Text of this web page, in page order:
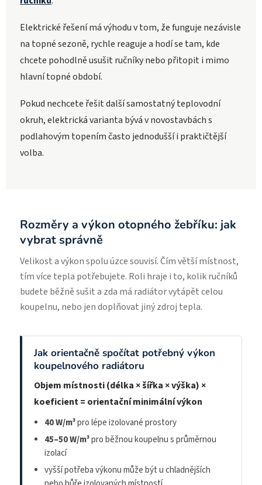
Elektrické řešení má výhodu v tom, že funguje nezávisle
na topné sezoně, rychle reaguje a hodí se tam, kde
chcete pohodlně usušit ručníky nebo přitopit i mimo
hlavní topné období.
Pokud nechcete řešit další samostatný teplovodní
okruh, elektrická varianta bývá v novostavbách s
podlahovým topením často jednodušší i praktičtější
volba.
Rozměry a výkon otopného žebříku: jak
vybrat správně
Velikost a výkon spolu úzce souvisí. Čím větší místnost,
tím více tepla potřebujete. Roli hraje i to, kolik ručníků
budete běžně sušit a zda má radiátor vytápět celou
koupelnu, nebo jen doplňovat jiný zdroj tepla.
Jak orientačně spočítat potřebný výkon
koupelnového radiátoru
Objem místnosti (délka × šířka × výška) ×
koeficient = orientační minimální výkon
40 W/m³pro lépe izolované prostory
45–50 W/m³pro běžnou koupelnu s průměrnou
izolací
vyšší potřeba výkonu může být u chladnějších